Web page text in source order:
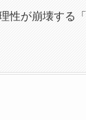
性が崩壊する